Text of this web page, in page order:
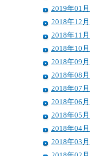
2019年01月
2018年12月
2018年11月
2018年10月
2018年09月
2018年08月
2018年07月
2018年06月
2018年05月
2018年04月
2018年03月